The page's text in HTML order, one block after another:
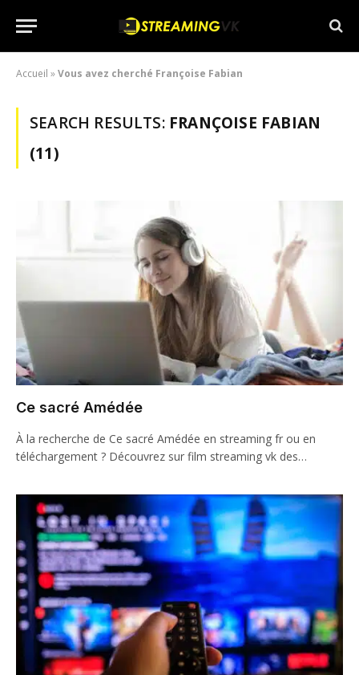
Accueil »Vous avez cherché Françoise Fabian
SEARCH RESULTS: FRANÇOISE FABIAN
(11)
Ce sacré Amédée
À la recherche de Ce sacré Amédée en streaming fr ou en
téléchargement ? Découvrez sur film streaming vk des…